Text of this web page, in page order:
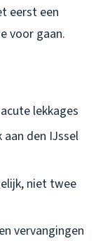
eerst een
voor gaan.
lekkages
den IJssel
niet twee
vervangingen